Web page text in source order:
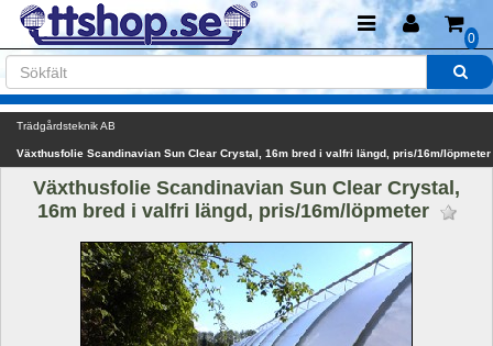
0
Trädgårdsteknik AB
Växthusfolie Scandinavian Sun Clear Crystal, 16m bred i valfri längd, pris/16m/löpmeter
Växthusfolie Scandinavian Sun Clear Crystal,
16m bred i valfri längd, pris/16m/löpmeter